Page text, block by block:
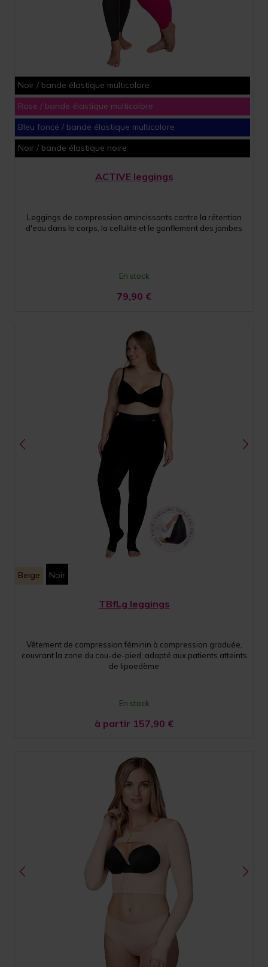
Noir / bande élastique multicolore
Rose / bande élastique multicolore
Bleu foncé / bande élastique multicolore
Noir / bande élastique noire
ACTIVE leggings
Leggings de compression amincissants contre la rétention
d'eau dans le corps, la cellulite et le gonflement des jambes
En stock
79,90 €
Beige Noir
TBfLg leggings
Vêtement de compression féminin à compression graduée,
couvrant la zone du cou-de-pied, adapté aux patients atteints
de lipoedème
En stock
à partir 157,90 €